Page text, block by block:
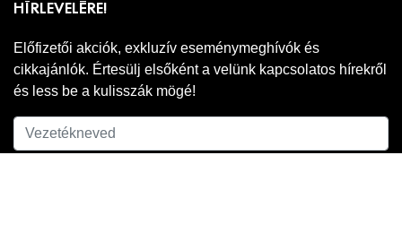
HÍRLEVELÉRE!
Előfizetői akciók, exkluzív eseménymeghívók és
cikkajánlók. Értesülj elsőként a velünk kapcsolatos hírekről
és less be a kulisszák mögé!